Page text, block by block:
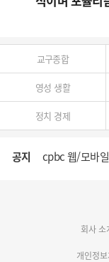
교구종합
영성 생활
정치 경제
공지 cpbc 웹/모바
명동 미디어큐
회사 소
개인정